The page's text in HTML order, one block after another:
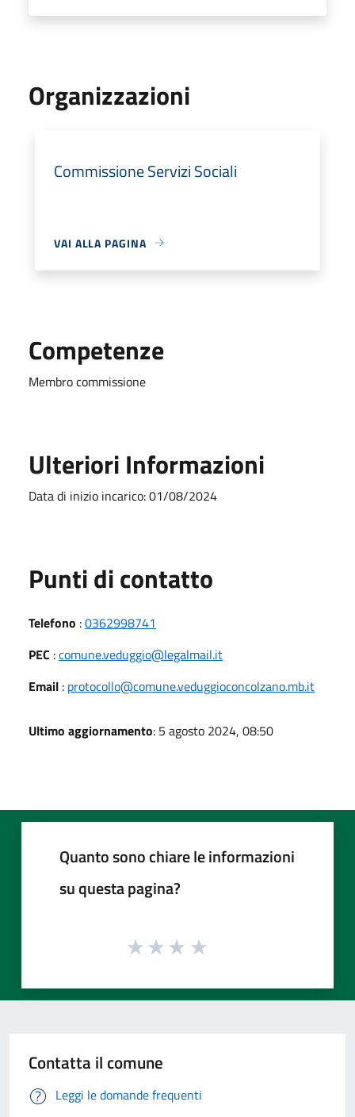
Organizzazioni
Commissione Servizi Sociali
VAI ALLA PAGINA
Competenze
Membro commissione
Ulteriori Informazioni
Data di inizio incarico: 01/08/2024
Punti di contatto
Telefono :0362998741
PEC :comune.veduggio@legalmail.it
Email : protocollo@comune.veduggioconcolzano.mb.it
Ultimo aggiornamento: 5 agosto 2024, 08:50
Quanto sono chiare le informazioni
su questa pagina?
Contatta il comune
Leggi le domande frequenti